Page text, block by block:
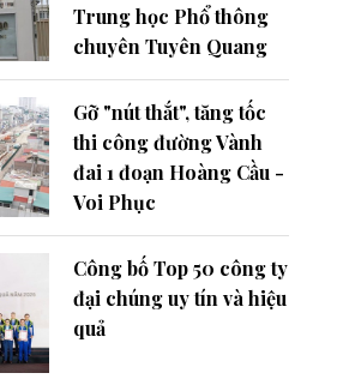
Trung học Phổ thông
chuyên Tuyên Quang
Gỡ "nút thắt", tăng tốc
thi công đường Vành
đai 1 đoạn Hoàng Cầu -
Voi Phục
Công bố Top 50 công ty
đại chúng uy tín và hiệu
quả